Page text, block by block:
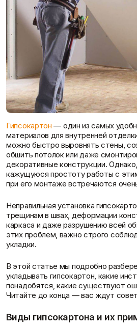
Клей
Затирки для швов
Клей для блоков
Клей для напольных
покрытий
Показать больше
Крепеж
Дюбеля, Анкера
Крепления профиля
Саморезы
Показать больше
пол)
Пены/герметики
Герметик
Показать больше
г. Сызрань, ул. Урицкого 2, офис 2А.
г. Тольятти, ул. Коммунальная, 10
Готовые решения
Колеровка красок
Скидки и акции
Гипсокартон — один из самых
материалов для внутренней
можно быстро выровнять стены,
обшить потолок или даже
декоративные конструкции.
кажущуюся простоту работы с
при его монтаже встречаются
Неправильная установка
трещинам в швах, деформации
каркаса и даже разрушению всей
этих проблем, важно строго
укладки.
В этой статье мы подробно
укладывать гипсокартон, какие
понадобятся, какие существуют
Читайте до конца — вас ждут
Виды гипсокартона и их